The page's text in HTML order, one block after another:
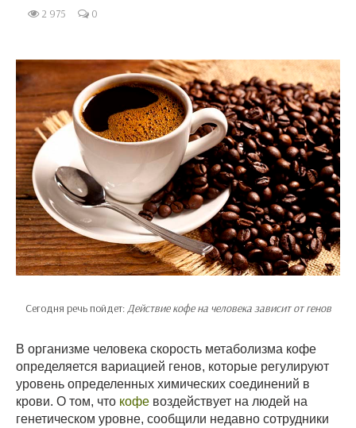
2 975
0
Сегодня речь пойдет:Действие кофе на человека зависит от генов
В организме человека скорость метаболизма кофе
определяется вариацией генов, которые регулируют
уровень определенных химических соединений в
крови. О том, что кофе воздействует на людей на
генетическом уровне, сообщили недавно сотрудники